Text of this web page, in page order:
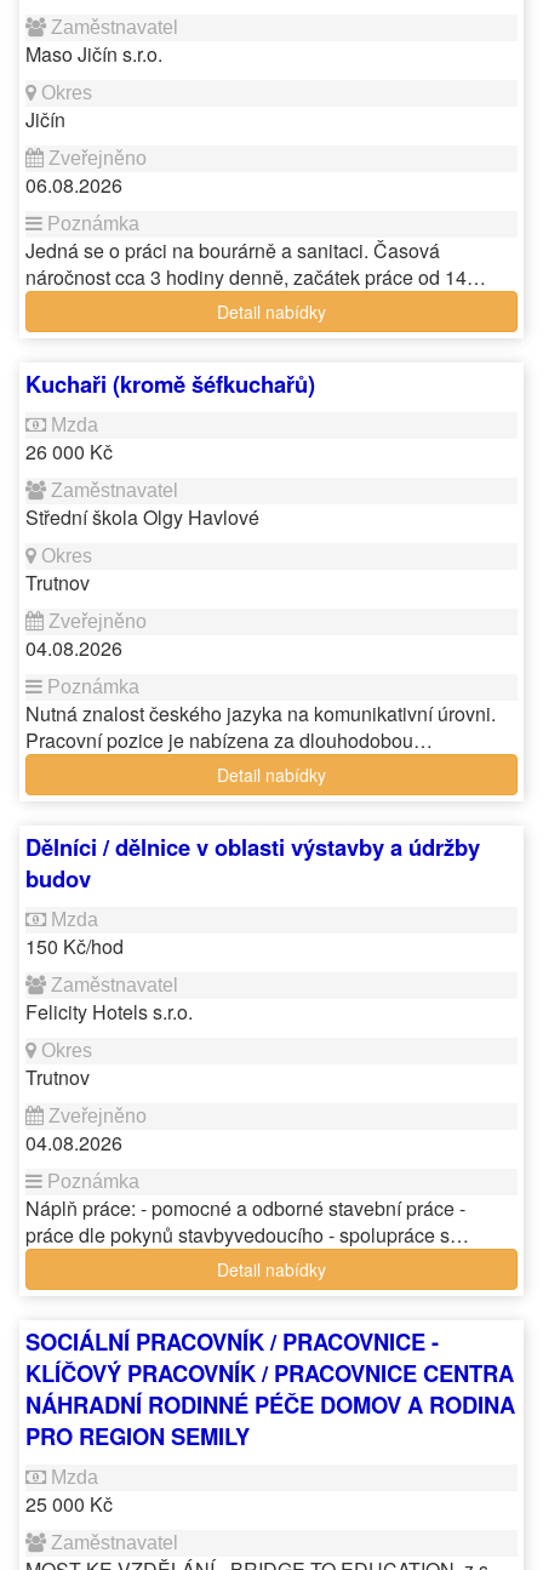
Maso Jičín s.r.o.
Jičín
06.08.2026
Jedná se o práci na bourárně a sanitaci. Časová
náročnost cca 3 hodiny denně, začátek práce od 14…
Detail nabídky
Kuchaři (kromě šéfkuchařů)
26 000 Kč
Střední škola Olgy Havlové
Trutnov
04.08.2026
Nutná znalost českého jazyka na komunikativní úrovni.
Pracovní pozice je nabízena za dlouhodobou…
Detail nabídky
Dělníci / dělnice v oblasti výstavby a údržby
budov
150 Kč/hod
Felicity Hotels s.r.o.
Trutnov
04.08.2026
Náplň práce: - pomocné a odborné stavební práce -
práce dle pokynů stavbyvedoucího - spolupráce s…
Detail nabídky
SOCIÁLNÍ PRACOVNÍK / PRACOVNICE -
KLÍČOVÝ PRACOVNÍK / PRACOVNICE CENTRA
NÁHRADNÍ RODINNÉ PÉČE DOMOV A RODINA
PRO REGION SEMILY
25 000 Kč